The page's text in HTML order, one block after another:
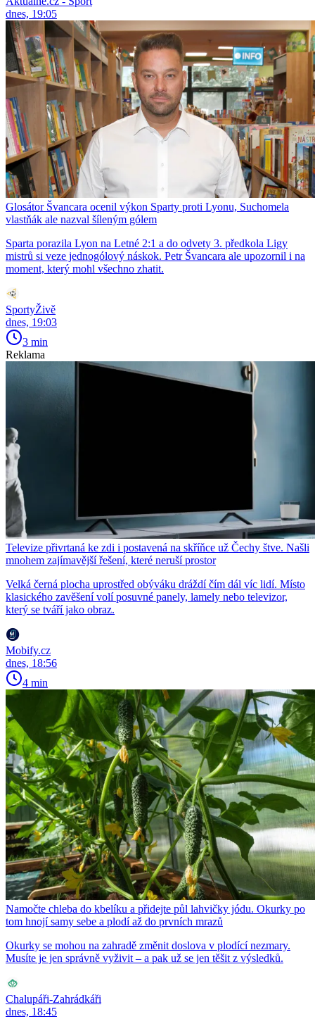
dnes, 19:05
Glosátor Švancara ocenil výkon Sparty proti Lyonu, Suchomela
vlastňák ale nazval šíleným gólem
Sparta porazila Lyon na Letné 2:1 a do odvety 3. předkola Ligy
mistrů si veze jednogólový náskok. Petr Švancara ale upozornil i na
moment, který mohl všechno zhatit.
SportyŽivě
dnes, 19:03
3 min
Reklama
Televize přivrtaná ke zdi i postavená na skříňce už Čechy štve. Našli
mnohem zajímavější řešení, které neruší prostor
Velká černá plocha uprostřed obýváku dráždí čím dál víc lidí. Místo
klasického zavěšení volí posuvné panely, lamely nebo televizor,
který se tváří jako obraz.
Mobify.cz
dnes, 18:56
4 min
Namočte chleba do kbelíku a přidejte půl lahvičky jódu. Okurky po
tom hnojí samy sebe a plodí až do prvních mrazů
Okurky se mohou na zahradě změnit doslova v plodící nezmary.
Musíte je jen správně vyživit – a pak už se jen těšit z výsledků.
Chalupáři-Zahrádkáři
dnes, 18:45